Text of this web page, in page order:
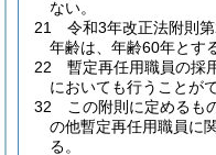
ない。
21
令和3年改正法附則
年齢は、年齢60年とす
22
暫定再任用職員の採
においても行うことが
32
この附則に定めるも
の他暫定再任用職員に
る。